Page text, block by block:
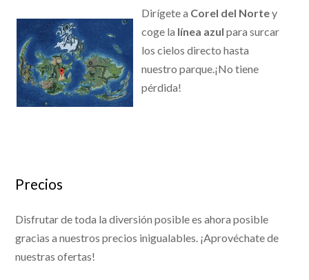
Dirígete a Corel del Nortey
coge la línea azul para surcar
los cielos directo hasta
nuestro parque.¡No tiene
pérdida!
Precios
Disfrutar de toda la diversión posible es ahora posible
gracias a nuestros precios inigualables. ¡Aprovéchate de
nuestras ofertas!